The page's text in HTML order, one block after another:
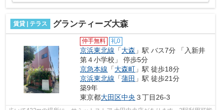
賃貸 | テラス グランティーズ大森
仲手無料 礼0
京浜東北線 「大森 」駅 バス7分 「入新井
第４小学校」 停歩5分
京急本線 「大森町 」駅 徒歩18分
京浜東北線 「蒲田 」駅 徒歩21分
築9年
東京都大田区中央 ３丁目26-3